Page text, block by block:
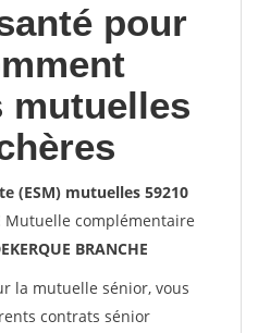
pour
mutuelles
(ESM) mutuelles 59210
Mutuelle complémentaire
BRANCHE
la mutuelle sénior, vous
contrats sénior